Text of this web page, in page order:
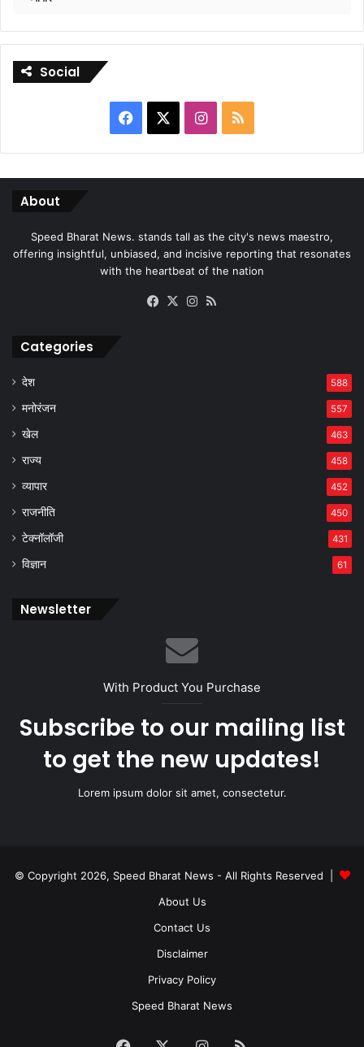
Social
Facebook Instagram
RSS
About
Speed Bharat News. stands tall as the city's news maestro,
offering insightful, unbiased, and incisive reporting that resonates
with the heartbeat of the nation
Facebook
X Instagram
Categories
देश 588
मनोरंजन 557
खेल 463
राज्य 458
व्यापार 452
राजनीति 450
टेक्नॉलॉजी 431
विज्ञान 61
Newsletter
With Product You Purchase
Subscribe to our mailing list
to get the new updates!
Lorem ipsum dolor sit amet, consectetur.
© Copyright 2026, Speed Bharat News - All Rights Reserved |
About Us
Contact Us
Disclaimer
Privacy Policy
Speed Bharat News